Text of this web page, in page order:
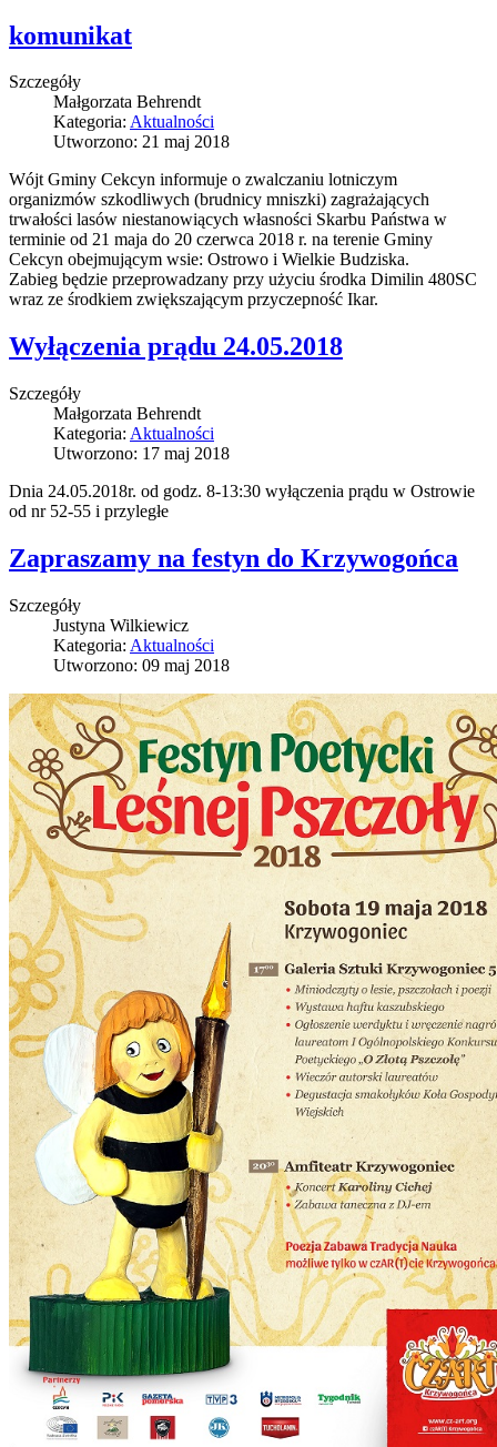
komunikat
Szczegóły
Małgorzata Behrendt
Kategoria: Aktualności
Utworzono: 21 maj 2018
Wójt Gminy Cekcyn informuje o zwalczaniu lotniczym
organizmów szkodliwych (brudnicy mniszki) zagrażających
trwałości lasów niestanowiących własności Skarbu Państwa w
terminie od 21 maja do 20 czerwca 2018 r. na terenie Gminy
Cekcyn obejmującym wsie: Ostrowo i Wielkie Budziska.
Zabieg będzie przeprowadzany przy użyciu środka Dimilin 480SC
wraz ze środkiem zwiększającym przyczepność Ikar.
Wyłączenia prądu 24.05.2018
Szczegóły
Małgorzata Behrendt
Kategoria: Aktualności
Utworzono: 17 maj 2018
Dnia 24.05.2018r. od godz. 8-13:30 wyłączenia prądu w Ostrowie
od nr 52-55 i przyległe
Zapraszamy na festyn do Krzywogońca
Szczegóły
Justyna Wilkiewicz
Kategoria: Aktualności
Utworzono: 09 maj 2018